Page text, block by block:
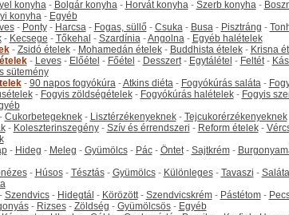
konyha- Bolgár konyha- Horvát konyha- Szerb konyha-
konyha- Egyéb
- Ponty- Harcsa- Fogas, süllő- Csuka- Busa- Pisztráng -
- Kecsege - Tőkehal - Szardínia-Angolna- Egyéb halételek
- Zsidó ételek- Mohamedán ételek- Buddhista ételek- Krisna
- Leves- Előétel - Főétel - Desszert- Egytálétel - Feltét-
sütemény
- 90 napos fogyókúra-Atkins diéta- Fogyókúrás saláta-
- Fogyis zöldségételek- Fogyókúrás halételek- Fogyis
Cukorbetegeknek- Lisztérzékenyeknek- Tejcukorérzékenyeknek
- Koleszterinszegény- Szív és érrendszeri - Reform ételek-
- Hideg - Meleg - Gyümölcs- Pác- Öntet- Sajtkrém-
- Húsos- Tésztás- Gyümölcs- Különleges- Tavaszi -
Szendvics- Hidegtál - Körözött- Szendvicskrém- Pástétom-
- Rizses- Zöldség - Gyümölcsös- Egyéb